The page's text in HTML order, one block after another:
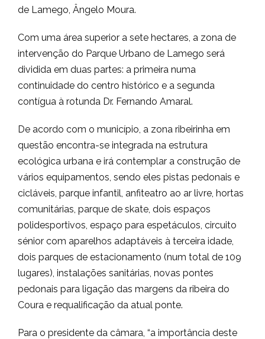
de Lamego, Ângelo Moura.
Com uma área superior a sete hectares, a zona de
intervenção do Parque Urbano de Lamego será
dividida em duas partes: a primeira numa
continuidade do centro histórico e a segunda
contígua à rotunda Dr. Fernando Amaral.
De acordo com o município, a zona ribeirinha em
questão encontra-se integrada na estrutura
ecológica urbana e irá contemplar a construção de
vários equipamentos, sendo eles pistas pedonais e
cicláveis, parque infantil, anfiteatro ao ar livre, hortas
comunitárias, parque de skate, dois espaços
polidesportivos, espaço para espetáculos, circuito
sénior com aparelhos adaptáveis à terceira idade,
dois parques de estacionamento (num total de 109
lugares), instalações sanitárias, novas pontes
pedonais para ligação das margens da ribeira do
Coura e requalificação da atual ponte.
Para o presidente da câmara, “a importância deste